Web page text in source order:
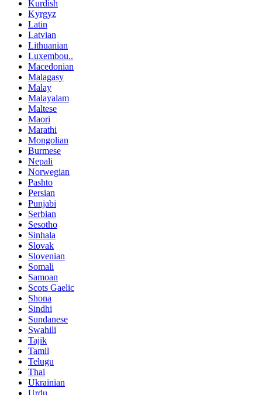
Kurdish
Kyrgyz
Latin
Latvian
Lithuanian
Luxembou..
Macedonian
Malagasy
Malay
Malayalam
Maltese
Maori
Marathi
Mongolian
Burmese
Nepali
Norwegian
Pashto
Persian
Punjabi
Serbian
Sesotho
Sinhala
Slovak
Slovenian
Somali
Samoan
Scots Gaelic
Shona
Sindhi
Sundanese
Swahili
Tajik
Tamil
Telugu
Thai
Ukrainian